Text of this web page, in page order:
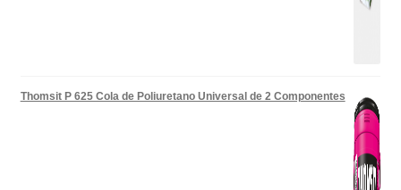
Thomsit P 625 Cola de Poliuretano Universal de 2 Componentes